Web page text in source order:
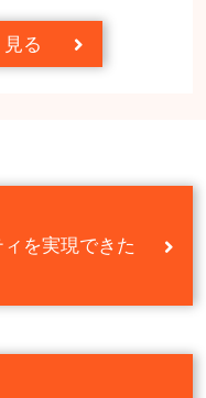
る
を実現できた